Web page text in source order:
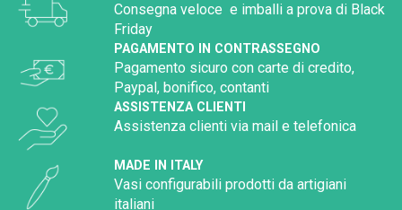
Consegna veloce e imballi a prova di Black
Friday
PAGAMENTO IN CONTRASSEGNO
Pagamento sicuro con carte di credito,
Paypal, bonifico, contanti
ASSISTENZA CLIENTI
Assistenza clienti via mail e telefonica
MADE IN ITALY
Vasi configurabili prodotti da artigiani
italiani